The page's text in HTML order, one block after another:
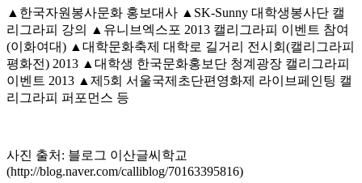
▲한국자원봉사문화 홍보대사 ▲SK-Sunny 대학생봉사단 캘
리그라피 강의 ▲유니브엑스포 2013 캘리그라피 이벤트 참여
(이화여대) ▲대학문화축제 대학로 길거리 전시회(캘리그라피
평화전) 2013 ▲대학생 한국문화홍보단 청계광장 캘리그라피
이벤트 2013 ▲제5회 서울국제초단편영화제 라이브페인팅 캘
리그라피 퍼포먼스 등
사진 출처: 블로그 이산글씨학교
(http://blog.naver.com/calliblog/70163395816)